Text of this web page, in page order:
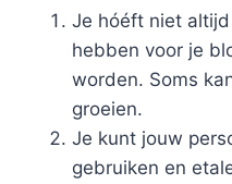
Je hóéft niet
hebben voor je
worden. Soms
groeien.
Je kunt jouw
gebruiken en